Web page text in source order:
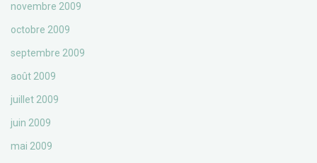
novembre 2009
octobre 2009
septembre 2009
août 2009
juillet 2009
juin 2009
mai 2009